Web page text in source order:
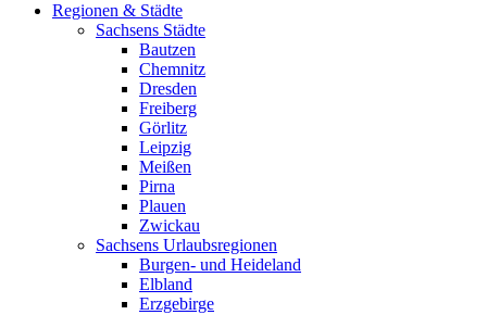
Regionen & Städte
Sachsens Städte
Bautzen
Chemnitz
Dresden
Freiberg
Görlitz
Leipzig
Meißen
Pirna
Plauen
Zwickau
Sachsens Urlaubsregionen
Burgen- und Heideland
Elbland
Erzgebirge